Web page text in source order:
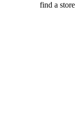
find a store